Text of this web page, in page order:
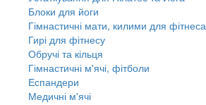
Блоки для йоги
Гімнастичні мати, килими для фітнеса
Гирі для фітнесу
Обручі та кільця
Гімнастичні м'ячі, фітболи
Еспандери
Медичні м'ячі